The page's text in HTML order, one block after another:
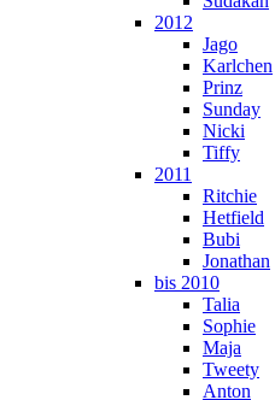
2012
Jago
Karlchen
Prinz
Sunday
Nicki
Tiffy
2011
Ritchie
Hetfield
Bubi
Jonathan
bis 2010
Talia
Sophie
Maja
Tweety
Anton